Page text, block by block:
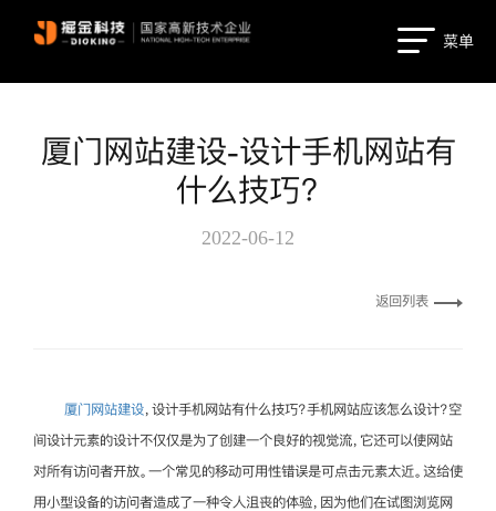
菜单
厦门网站建设-设计手机网站有
什么技巧？
2022-06-12
返回列表
厦门网站建设 ，设计手机网站有什么技巧？手机网站应该怎么设计？空
间设计元素的设计不仅仅是为了创建一个良好的视觉流，它还可以使网站
对所有访问者开放。一个常见的移动可用性错误是可点击元素太近。这给使
用小型设备的访问者造成了一种令人沮丧的体验，因为他们在试图浏览网